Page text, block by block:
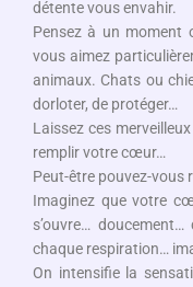
détente vous envahir.
Pensez à un moment
vous aimez
animaux. Chats ou
dorloter, de protéger…
Laissez ces
remplir votre cœur…
Peut-être pouvez-vous
Imaginez que votre
s’ouvre…
chaque respiration…
On intensifie la